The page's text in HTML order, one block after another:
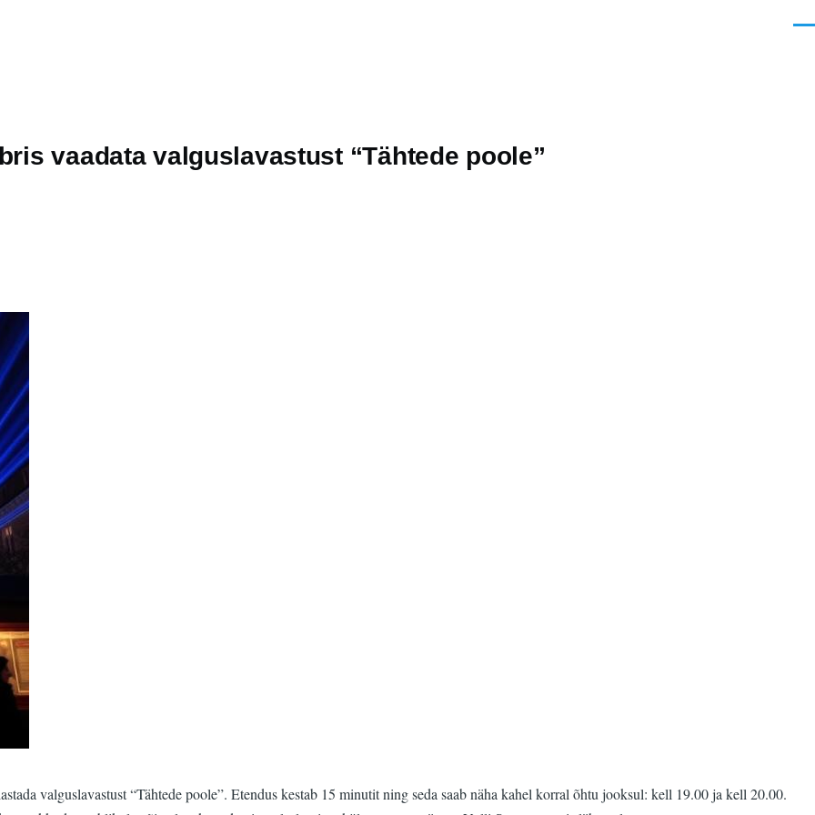
vaadata valguslavastust “Tähtede poole”
valguslavastust “Tähtede poole”. Etendus kestab 15 minutit ning seda saab näha kahel korral õhtu jooksul: kell 19.00 ja kell 20.00.